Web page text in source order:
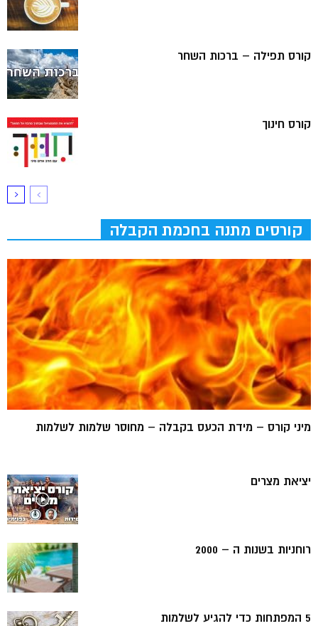
קורס תפילה – ברכות השחר
קורס חינוך
קורסים מתנה בחכמת הקבלה
מיני קורס – מידת הכעס בקבלה – מחוסר שלמות לשלמות
יציאת מצרים
רוחניות בשנות ה – 2000
5 המפתחות כדי להגיע לשלמות